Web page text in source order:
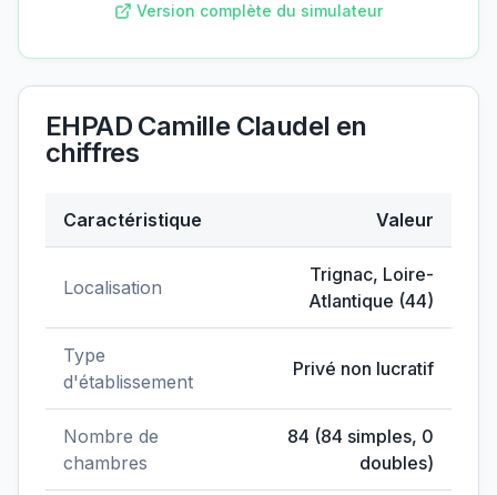
Version complète du simulateur
EHPAD Camille Claudel en
chiffres
Caractéristique Valeur
Localisation
Trignac, Loire-
Atlantique (44)
Type
d'établissement
Privé non lucratif
Nombre de
chambres
84 (84 simples, 0
doubles)